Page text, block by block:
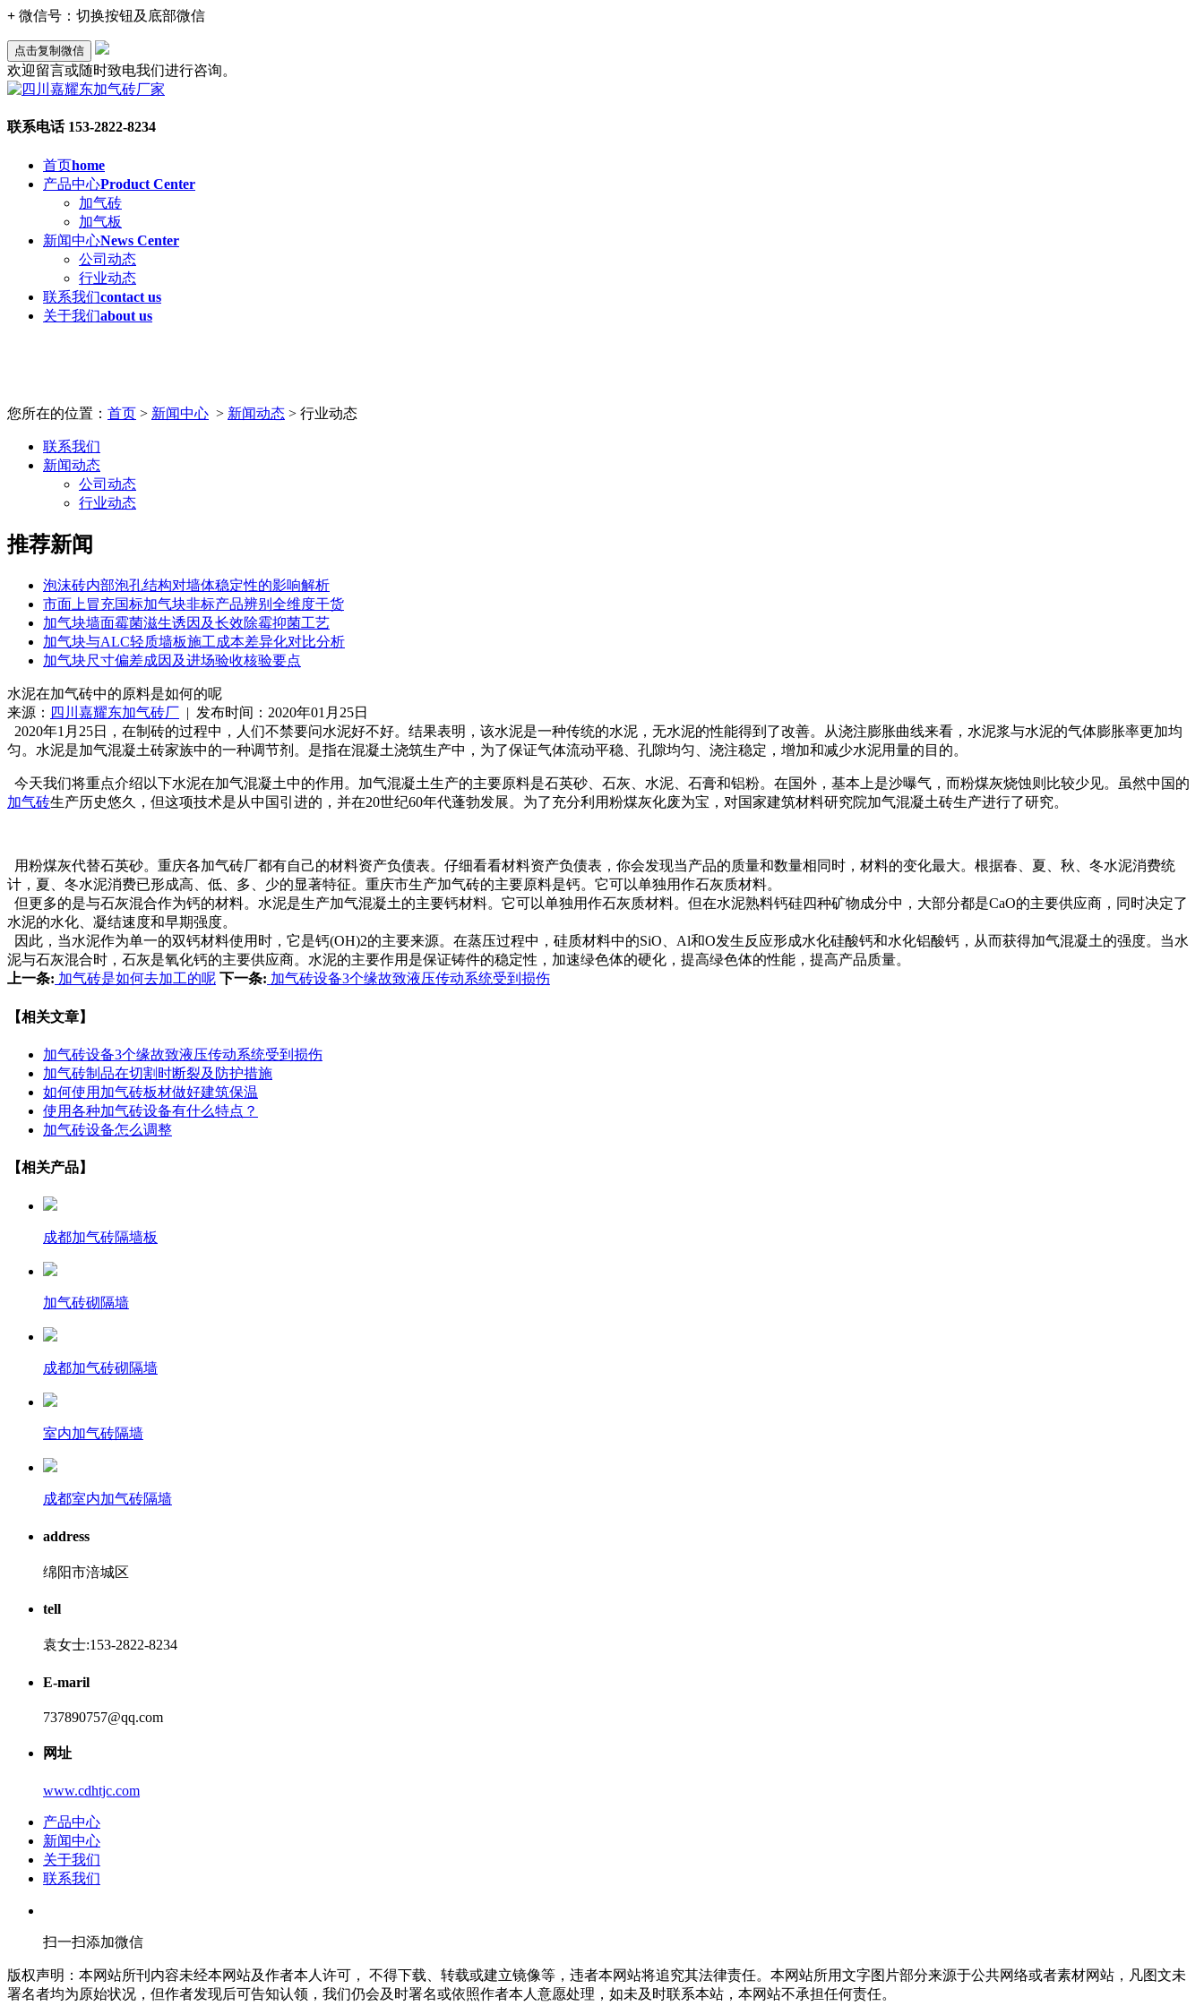
+ 微信号： 切换按钮及底部微信
点击复制微信
欢迎留言或随时致电我们进行咨询。
联系电话 153-2822-8234
首页home
产品中心Product Center
加气砖
加气板
新闻中心News Center
公司动态
行业动态
联系我们contact us
关于我们about us
您所在的位置： 首页 > 新闻中心 > 新闻动态 > 行业动态
联系我们
新闻动态
公司动态
行业动态
推荐新闻
泡沫砖内部泡孔结构对墙体稳定性的影响解析
市面上冒充国标加气块非标产品辨别全维度干货
加气块墙面霉菌滋生诱因及长效除霉抑菌工艺
加气块与ALC轻质墙板施工成本差异化对比分析
加气块尺寸偏差成因及进场验收核验要点
水泥在加气砖中的原料是如何的呢
来源： 四川嘉耀东加气砖厂 | 发布时间：2020年01月25日
2020年1月25日，在制砖的过程中，人们不禁要问水泥好不好。结果表明，该水泥是一种传统的水泥，无水泥的性能得到了改善。从浇注膨胀曲线来看，水泥浆与水泥的气体膨胀率更加均
匀。水泥是加气混凝土砖家族中的一种调节剂。是指在混凝土浇筑生产中，为了保证气体流动平稳、孔隙均匀、浇注稳定，增加和减少水泥用量的目的。
今天我们将重点介绍以下水泥在加气混凝土中的作用。加气混凝土生产的主要原料是石英砂、石灰、水泥、石膏和铝粉。在国外，基本上是沙曝气，而粉煤灰烧蚀则比较少见。虽然中国的
加气砖生产历史悠久，但这项技术是从中国引进的，并在20世纪60年代蓬勃发展。为了充分利用粉煤灰化废为宝，对国家建筑材料研究院加气混凝土砖生产进行了研究。
用粉煤灰代替石英砂。重庆各加气砖厂都有自己的材料资产负债表。仔细看看材料资产负债表，你会发现当产品的质量和数量相同时，材料的变化最大。根据春、夏、秋、冬水泥消费统
计，夏、冬水泥消费已形成高、低、多、少的显著特征。重庆市生产加气砖的主要原料是钙。它可以单独用作石灰质材料。
但更多的是与石灰混合作为钙的材料。水泥是生产加气混凝土的主要钙材料。它可以单独用作石灰质材料。但在水泥熟料钙硅四种矿物成分中，大部分都是CaO的主要供应商，同时决定了
水泥的水化、凝结速度和早期强度。
因此，当水泥作为单一的双钙材料使用时，它是钙(OH)2的主要来源。在蒸压过程中，硅质材料中的SiO、Al和O发生反应形成水化硅酸钙和水化铝酸钙，从而获得加气混凝土的强度。当水
泥与石灰混合时，石灰是氧化钙的主要供应商。水泥的主要作用是保证铸件的稳定性，加速绿色体的硬化，提高绿色体的性能，提高产品质量。
上一条: 加气砖是如何去加工的呢 下一条: 加气砖设备3个缘故致液压传动系统受到损伤
【相关文章】
加气砖设备3个缘故致液压传动系统受到损伤
加气砖制品在切割时断裂及防护措施
如何使用加气砖板材做好建筑保温
使用各种加气砖设备有什么特点？
加气砖设备怎么调整
【相关产品】
成都加气砖隔墙板
加气砖砌隔墙
成都加气砖砌隔墙
室内加气砖隔墙
成都室内加气砖隔墙
address
绵阳市涪城区
tell
袁女士:153-2822-8234
E-maril
737890757@qq.com
网址
www.cdhtjc.com
产品中心
新闻中心
关于我们
联系我们
扫一扫添加微信
版权声明：本网站所刊内容未经本网站及作者本人许可， 不得下载、转载或建立镜像等，违者本网站将追究其法律责任。本网站所用文字图片部分来源于公共网络或者素材网站，凡图文未
署名者均为原始状况，但作者发现后可告知认领，我们仍会及时署名或依照作者本人意愿处理，如未及时联系本站，本网站不承担任何责任。